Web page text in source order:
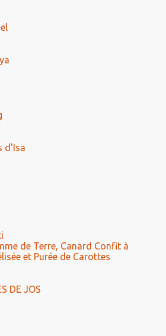
d'Isa
de Terre, Canard Confit à
et Purée de Carottes
DE JOS